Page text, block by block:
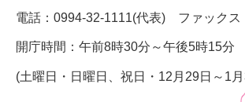
電話：0994-32-1111(代表) ファック
開庁時間：午前8時30分～午後5時15分
(土曜日・日曜日、祝日・12月29日～1